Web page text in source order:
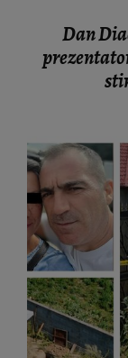
Dan